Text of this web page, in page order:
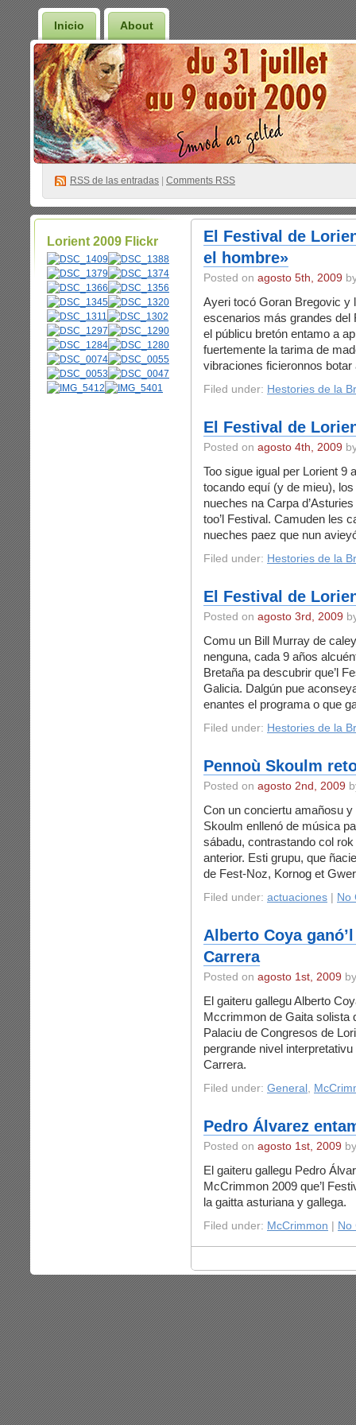
Inicio About
RSS de las entradas Comments RSS
Lorient 2009 Flickr
El Festival de
el hombre»
Posted on agosto 5th, 2009
Ayeri tocó Goran Bregovic y
escenarios más grandes del
el públicu bretón entamo a
fuertemente la tarima de
vibraciones ficieronnos
Filed under: Hestories de la
El Festival de
Posted on agosto 4th, 2009
Too sigue igual per Lorient 9
tocando equí (y de mieu),
nueches na Carpa
too’l Festival. Camuden les
nueches paez que nun
Filed under: Hestories de la
El Festival de
Posted on agosto 3rd, 2009
Comu un Bill Murray de
nenguna, cada 9 años
Bretaña pa descubrir que’l
Galicia. Dalgún pue
enantes el programa o que
Filed under: Hestories de la
Pennoù Skoulm
Posted on agosto 2nd, 2009
Con un conciertu amañosu
Skoulm enllenó de música
sábadu, contrastando col
anterior. Esti grupu, que
de Fest-Noz, Kornog et
Filed under: actuaciones No
Alberto Coya
Carrera
Posted on agosto 1st, 2009
El gaiteru gallegu Alberto
Mccrimmon de Gaita solista
Palaciu de Congresos de
pergrande nivel
Carrera.
Filed under: General ,
Pedro Álvarez
Posted on agosto 1st, 2009
El gaiteru gallegu Pedro
McCrimmon 2009 que’l
la gaitta asturiana y gallega.
Filed under: McCrimmon No